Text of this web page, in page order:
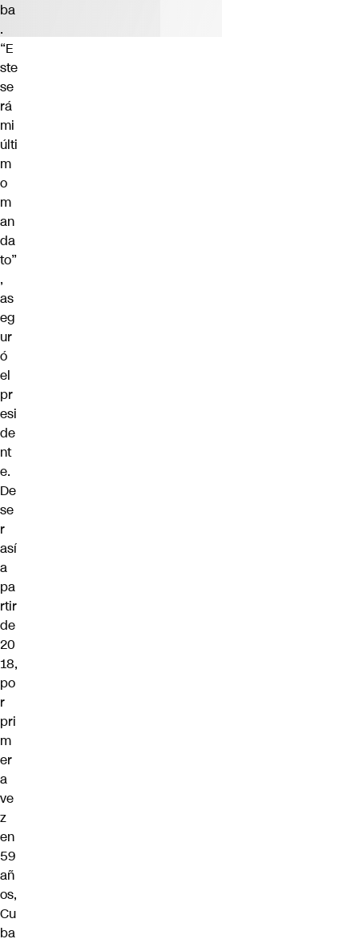
ba
.
“E
ste
se
rá
mi
últi
m
o
m
an
da
to”
,
as
eg
ur
ó
el
pr
esi
de
nt
e.
De
se
r
así
a
pa
rtir
de
20
18,
po
r
pri
m
er
a
ve
z
en
59
añ
os,
Cu
ba